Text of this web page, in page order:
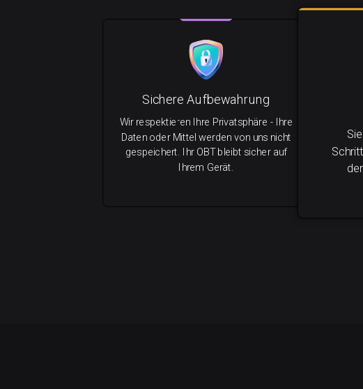
Sichere Aufbewahrung
Wir respektieren Ihre Privatsphäre - Ihre
Daten oder Mittel werden von uns nicht
gespeichert. Ihr OBT bleibt sicher auf
Ihrem Gerät.